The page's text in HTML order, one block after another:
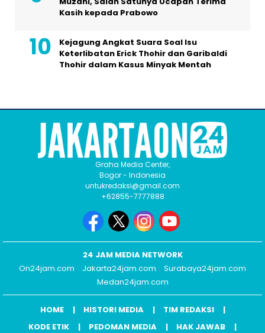
Kasih kepada Prabowo
Kejagung Angkat Suara Soal Isu
Keterlibatan Erick Thohir dan Garibaldi
Thohir dalam Kasus Minyak Mentah
Graha Media Center,
Bogor - Indonesia
untukredaksi@gmail.com
+62855-7777888
24 JAM MEDIA NETWORK
On24jam.com
Jakarta24jam.com
Surabaya24jam.com
Medan24jam.com
HOME HISTORI MEDIA
TIM REDAKSI
KODE ETIK
PEDOMAN MEDIA HAK JAWAB